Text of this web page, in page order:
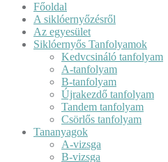
Főoldal
A siklóernyőzésről
Az egyesület
Siklóernyős Tanfolyamok
Kedvcsináló tanfolyam
A-tanfolyam
B-tanfolyam
Újrakezdő tanfolyam
Tandem tanfolyam
Csörlős tanfolyam
Tananyagok
A-vizsga
B-vizsga